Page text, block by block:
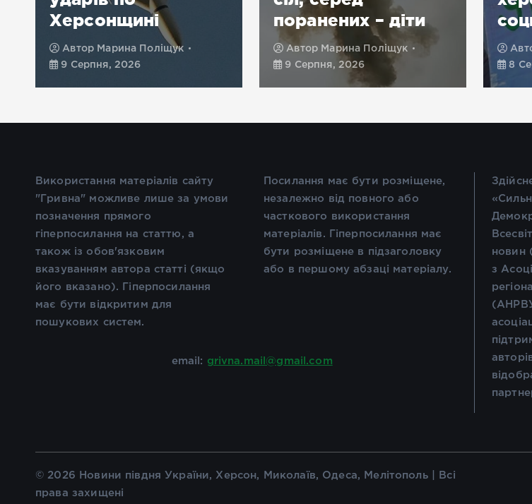
Херсонщині
Автор Марина Поліщук
9 Серпня, 2026
поранених – діти
Автор Марина Поліщук
9 Серпня, 2026
8
Використання матеріалів сайту
"Гривна" можливе лише за умови
позначення прямого
гіперпосилання на статтю, а
також із обов'язковим
вказуванням автора статті (якщо
його вказано). Гіперпосилання
має бути відкритим для
пошукових систем.
email: grivna.mail@gmail.com
Посилання має бути розміщене,
незалежно від повного або
часткового використання
матеріалів. Гіперпосилання має
бути розміщене в підзаголовку
або в першому абзаці матеріалу.
новин
з
© 2026 Новини півдня України, Херсон, Миколаїв, Одеса, Мелітополь | Всі
права захищені